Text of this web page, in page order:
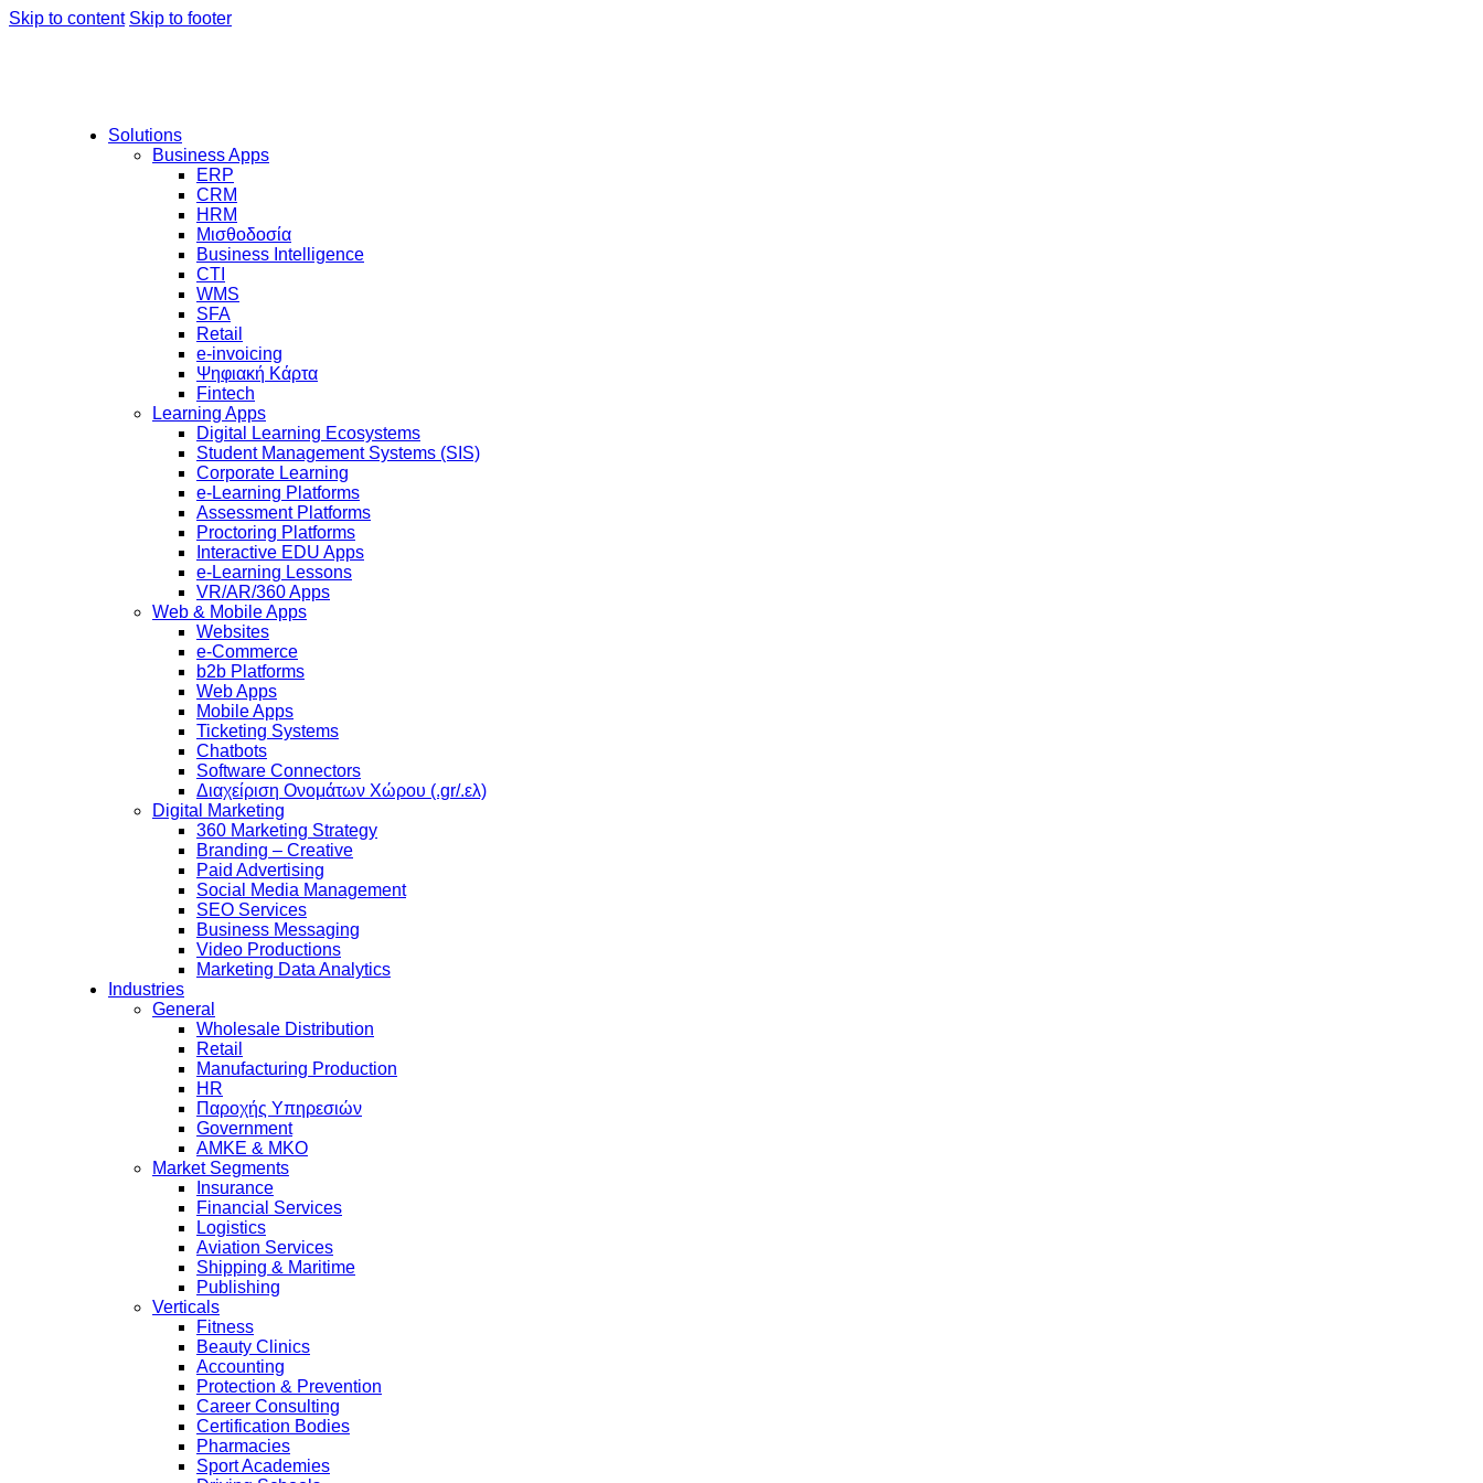
Skip to content Skip to footer
Solutions
Business Apps
ERP
CRM
HRM
Μισθοδοσία
Business Intelligence
CTI
WMS
SFA
Retail
e-invoicing
Ψηφιακή Κάρτα
Fintech
Learning Apps
Digital Learning Ecosystems
Student Management Systems (SIS)
Corporate Learning
e-Learning Platforms
Assessment Platforms
Proctoring Platforms
Interactive EDU Apps
e-Learning Lessons
VR/AR/360 Apps
Web & Mobile Apps
Websites
e-Commerce
b2b Platforms
Web Apps
Mobile Apps
Ticketing Systems
Chatbots
Software Connectors
Διαχείριση Ονομάτων Χώρου (.gr/.ελ)
Digital Marketing
360 Marketing Strategy
Branding – Creative
Paid Advertising
Social Media Management
SEO Services
Business Messaging
Video Productions
Marketing Data Analytics
Industries
General
Wholesale Distribution
Retail
Manufacturing Production
HR
Παροχής Υπηρεσιών
Government
ΑΜΚΕ & ΜΚΟ
Market Segments
Insurance
Financial Services
Logistics
Aviation Services
Shipping & Maritime
Publishing
Verticals
Fitness
Beauty Clinics
Accounting
Protection & Prevention
Career Consulting
Certification Bodies
Pharmacies
Sport Academies